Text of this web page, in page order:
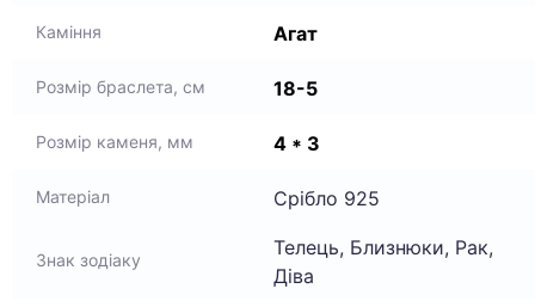
Каміння Агат
Розмір браслета, см 18-5
Розмір каменя, мм 4 * 3
Матеріал Срібло 925
Знак зодіаку
Телець, Близнюки, Рак,
Діва